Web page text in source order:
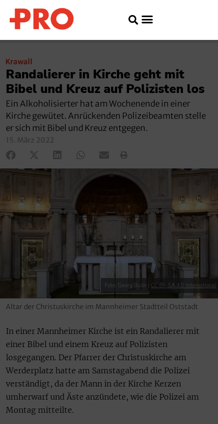
Krawall
Randalierer in Kirche geht mit
Bibel und Kreuz auf Polizisten los
Ein Alkoholisierter hat am Wochenende in einer
Kirche gewütet. Anrückenden Polizeibeamten stelle
er sich mit Bibel und Kreuz entgegen.
15. März 2022
Foto: Georg Buzin | CC BY-SA 4.0 International
Altar der Christuskirche im Mannheimer Stadtteil Oststadt
In einer Mannheimer Kirche ist ein Randalierer mit
einer Bibel und einem Kreuz auf Polizisten
losgegangen. Der Pfarrer der Christuskirche am
Werderplatz hatte am Samstagabend die Polizei
verständigt, da der Mann in der Kirche Kerzen
umherwarf und Äste anzündete, wie die Polizei am
Montag mitteilte.